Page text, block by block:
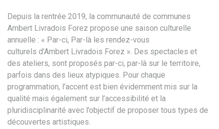
Depuis la rentrée 2019, la communauté de communes
Ambert Livradois Forez propose une saison culturelle
annuelle : « Par-ci, Par-là les rendez-vous
culturels d’Ambert Livradois Forez ». Des spectacles et
des ateliers, sont proposés par-ci, par-là sur le territoire,
parfois dans des lieux atypiques. Pour chaque
programmation, l’accent est bien évidemment mis sur la
qualité mais également sur l’accessibilité et la
pluridisciplinarité avec l’objectif de proposer tous types de
découvertes artistiques.